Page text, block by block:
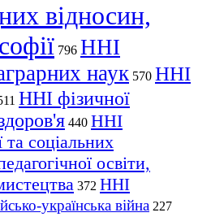
відносин,
796 ННІ
наук 570 ННІ
ННІ фізичної
440 ННІ
та соціальних
освіти,
372 ННІ
українська війна 227